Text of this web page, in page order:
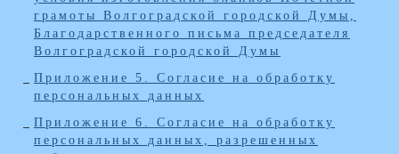
грамоты Волгоградской городской Думы,
Благодарственного письма председателя
Волгоградской городской Думы
Приложение 5. Согласие на обработку
персональных данных
Приложение 6. Согласие на обработку
персональных данных, разрешенных